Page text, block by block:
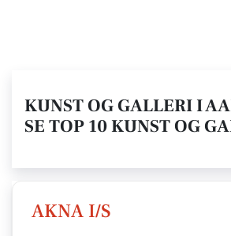
KUNST OG GALLERI I
SE TOP 10 KUNST OG
AKNA I/S